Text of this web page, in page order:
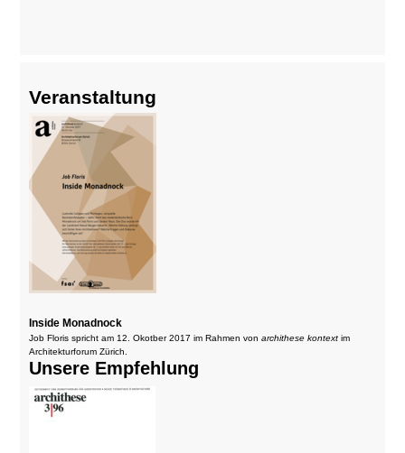
Veranstaltung
Inside Monadnock
Job Floris spricht am 12. Okotber 2017 im Rahmen vonarchithese kontext im
Architekturforum Zürich.
Unsere Empfehlung